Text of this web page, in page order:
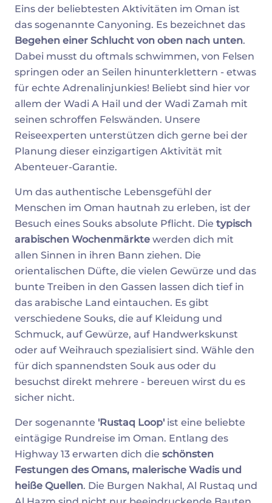
Eins der beliebtesten Aktivitäten im Oman ist
das sogenannte Canyoning. Es bezeichnet das
Begehen einer Schlucht von oben nach unten.
Dabei musst du oftmals schwimmen, von Felsen
springen oder an Seilen hinunterklettern - etwas
für echte Adrenalinjunkies! Beliebt sind hier vor
allem der Wadi A Hail und der Wadi Zamah mit
seinen schroffen Felswänden. Unsere
Reiseexperten unterstützen dich gerne bei der
Planung dieser einzigartigen Aktivität mit
Abenteuer-Garantie.
Um das authentische Lebensgefühl der
Menschen im Oman hautnah zu erleben, ist der
Besuch eines Souks absolute Pflicht. Die typisch
arabischen Wochenmärkte werden dich mit
allen Sinnen in ihren Bann ziehen. Die
orientalischen Düfte, die vielen Gewürze und das
bunte Treiben in den Gassen lassen dich tief in
das arabische Land eintauchen. Es gibt
verschiedene Souks, die auf Kleidung und
Schmuck, auf Gewürze, auf Handwerkskunst
oder auf Weihrauch spezialisiert sind. Wähle den
für dich spannendsten Souk aus oder du
besuchst direkt mehrere - bereuen wirst du es
sicher nicht.
Der sogenannte 'Rustaq Loop' ist eine beliebte
eintägige Rundreise im Oman. Entlang des
Highway 13 erwarten dich die schönsten
Festungen des Omans, malerische Wadis und
heiße Quellen. Die Burgen Nakhal, Al Rustaq und